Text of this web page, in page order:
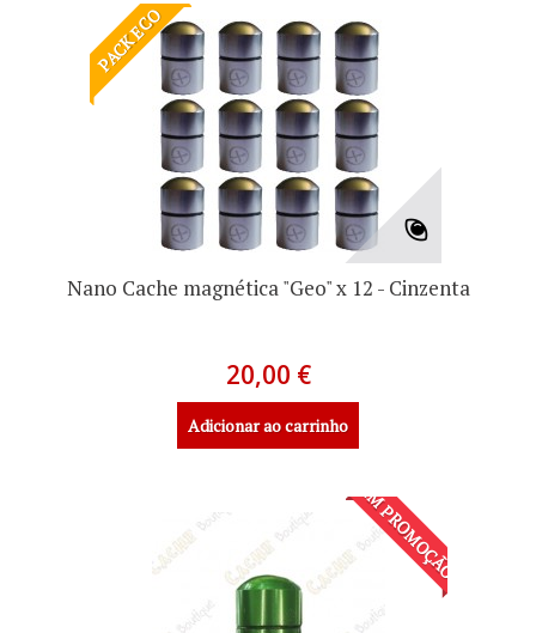
PACK ECO
Nano Cache magnética "Geo" x 12 - Cinzenta
20,00 €
Adicionar ao carrinho
EM PROMOÇÃO!